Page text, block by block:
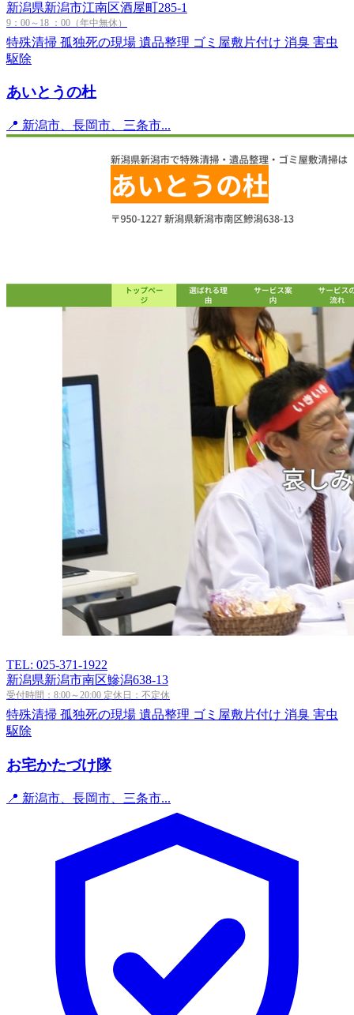
新潟県新潟市江南区酒屋町285-1
9：00～18 ：00（年中無休）
特殊清掃 孤独死の現場 遺品整理 ゴミ屋敷片付け 消臭 害虫
駆除
あいとうの杜
📍 新潟市、長岡市、三条市...
TEL: 025-371-1922
新潟県新潟市南区鰺潟638-13
受付時間：8:00～20:00 定休日：不定休
特殊清掃 孤独死の現場 遺品整理 ゴミ屋敷片付け 消臭 害虫
駆除
お宅かたづけ隊
📍 新潟市、長岡市、三条市...